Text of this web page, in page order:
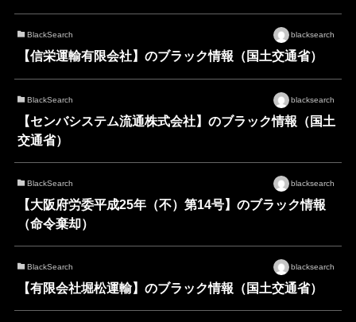
BlackSearch blacksearch
【信栄運輸有限会社】のブラック情報（国土交通省）
BlackSearch blacksearch
【センバシステム流通株式会社】のブラック情報（国土
交通省）
BlackSearch blacksearch
【大阪府労委平成25年（不）第14号】のブラック情報
（命令棄却）
BlackSearch blacksearch
【有限会社堀松運輸】のブラック情報（国土交通省）